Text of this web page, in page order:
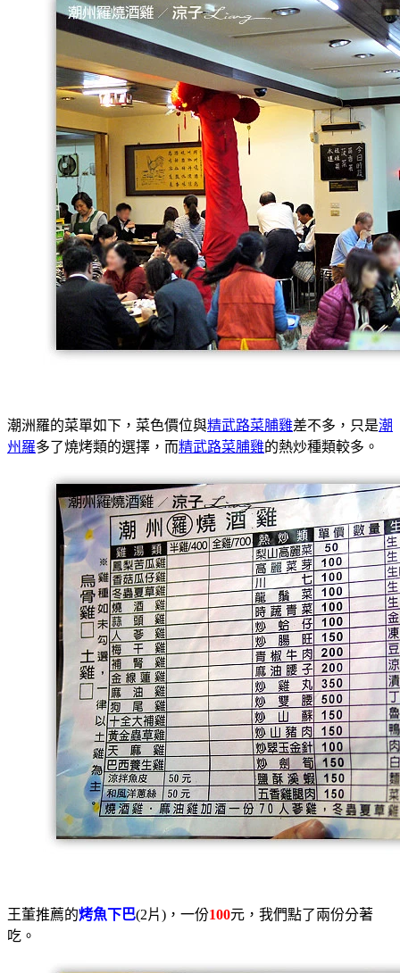
潮洲羅的菜單如下，菜色價位與精武路菜脯雞差不多，只是潮
州羅多了燒烤類的選擇，而精武路菜脯雞的熱炒種類較多。
王董推薦的烤魚下巴(2片)，一份100元，我們點了兩份分著
吃。